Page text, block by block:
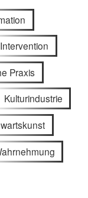
Intervention
Praxis
Kulturindustrie